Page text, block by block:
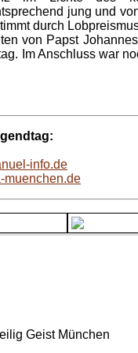
jung und
durch
von Papst
Im Anschluss war
info.de
muenchen.de
Geist München